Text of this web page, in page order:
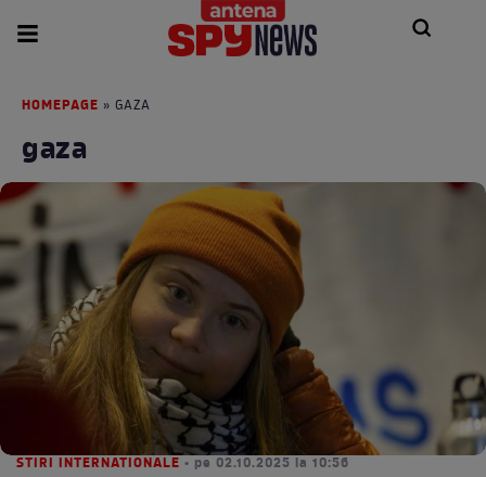
HOMEPAGE » GAZA
gaza
STIRI INTERNATIONALE • pe 02.10.2025 la 10:56